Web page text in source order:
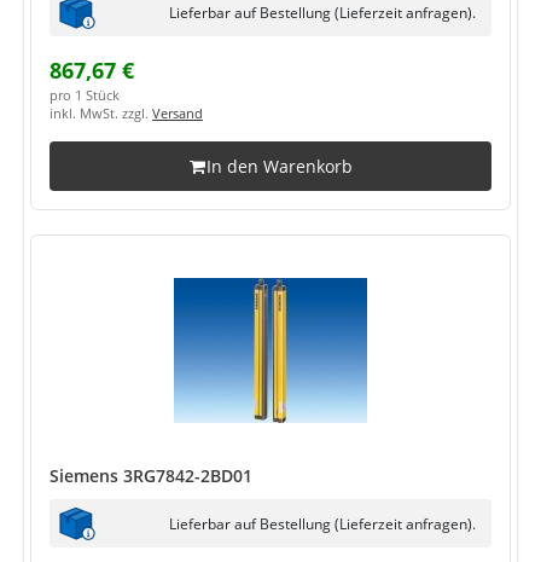
Lieferbar auf Bestellung (Lieferzeit anfragen).
867,67 €
pro 1 Stück
inkl. MwSt. zzgl. Versand
In den Warenkorb
Siemens 3RG7842-2BD01
Lieferbar auf Bestellung (Lieferzeit anfragen).